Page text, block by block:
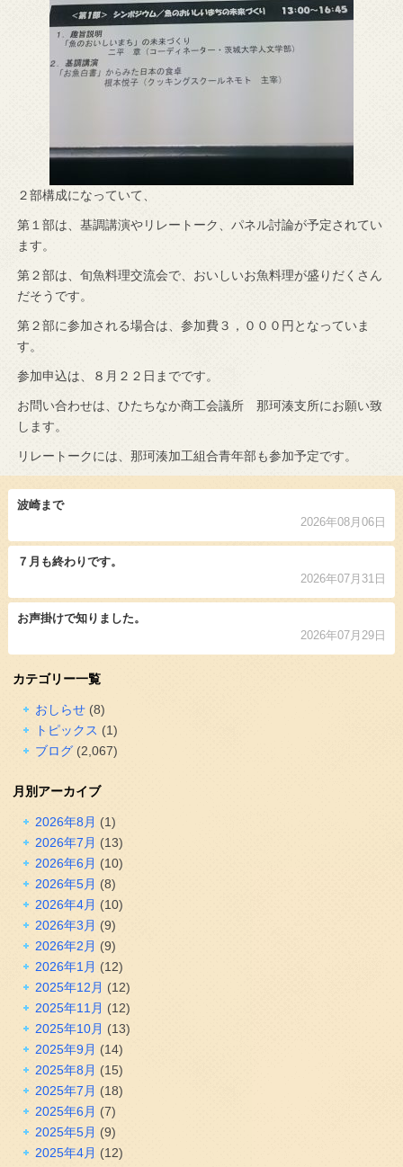
２部構成になっていて、
第１部は、基調講演やリレートーク、パネル討論が予定されてい
ます。
第２部は、旬魚料理交流会で、おいしいお魚料理が盛りだくさん
だそうです。
第２部に参加される場合は、参加費３，０００円となっていま
す。
参加申込は、８月２２日までです。
お問い合わせは、ひたちなか商工会議所 那珂湊支所にお願い致
します。
リレートークには、那珂湊加工組合青年部も参加予定です。
波崎まで
2026年08月06日
７月も終わりです。
2026年07月31日
お声掛けで知りました。
2026年07月29日
カテゴリー一覧
おしらせ(8)
トピックス (1)
ブログ(2,067)
月別アーカイブ
2026年8月 (1)
2026年7月 (13)
2026年6月 (10)
2026年5月 (8)
2026年4月 (10)
2026年3月 (9)
2026年2月 (9)
2026年1月 (12)
2025年12月 (12)
2025年11月 (12)
2025年10月 (13)
2025年9月 (14)
2025年8月 (15)
2025年7月 (18)
2025年6月 (7)
2025年5月 (9)
2025年4月 (12)